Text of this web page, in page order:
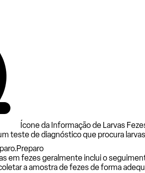
Ícone da Informação de Larvas
teste de diagnóstico que procura
Preparo
em fezes geralmente inclui o
a amostra de fezes de forma